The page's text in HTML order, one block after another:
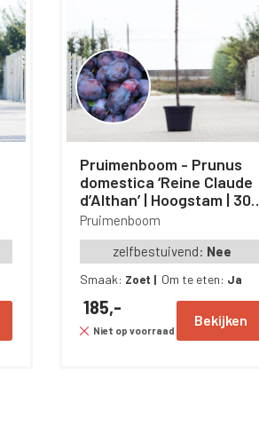
Pruimenboom - Prunus
domestica ‘Reine Claude
d’Althan’ | Hoogstam | 300
– 350 cm
Pruimenboom
zelfbestuivend: Nee
Smaak: Zoet | Om te eten: Ja
185,-
Niet op voorraad
Bekijken